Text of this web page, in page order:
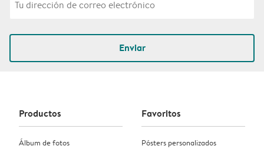
Enviar
Productos
Álbum de fotos
Favoritos
Pósters personalizados